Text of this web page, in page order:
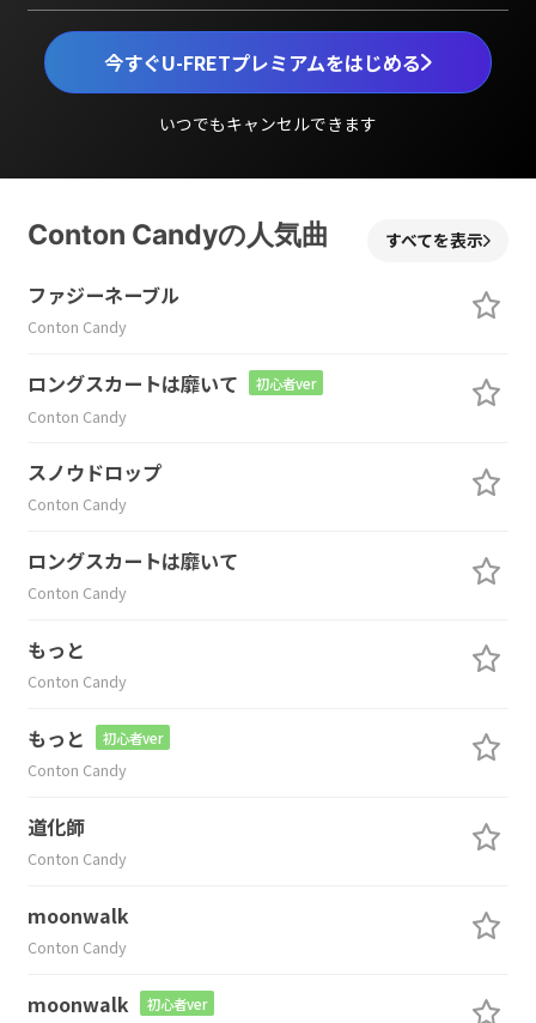
今すぐU-FRETプレミアムをはじめる
いつでもキャンセルできます
Conton Candyの人気曲 すべてを表示
ファジーネーブル
Conton Candy
ロングスカートは靡いて 初心者ver
Conton Candy
スノウドロップ
Conton Candy
ロングスカートは靡いて
Conton Candy
もっと
Conton Candy
もっと 初心者ver
Conton Candy
道化師
Conton Candy
moonwalk
Conton Candy
moonwalk 初心者ver